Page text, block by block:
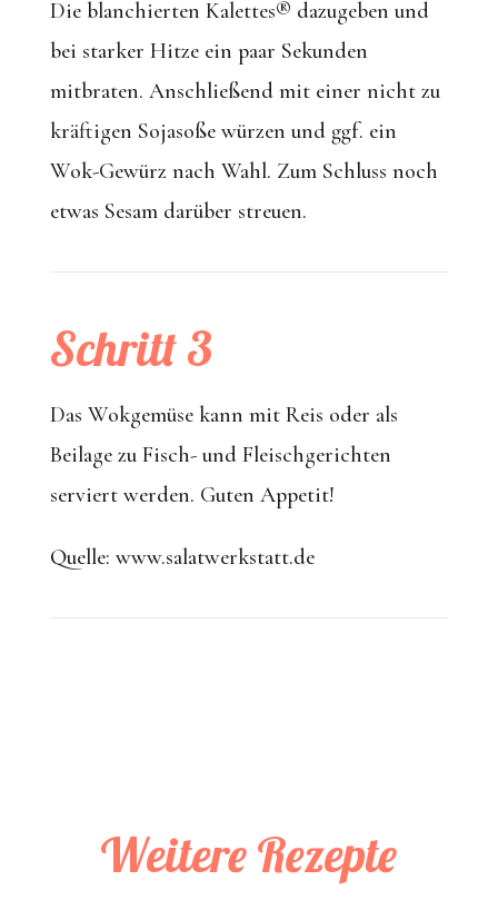
Die blanchierten Kalettes® dazugeben und
bei starker Hitze ein paar Sekunden
mitbraten. Anschließend mit einer nicht zu
kräftigen Sojasoße würzen und ggf. ein
Wok-Gewürz nach Wahl. Zum Schluss noch
etwas Sesam darüber streuen.
Schritt 3
Das Wokgemüse kann mit Reis oder als
Beilage zu Fisch- und Fleischgerichten
serviert werden. Guten Appetit!
Quelle: www.salatwerkstatt.de
Weitere Rezepte